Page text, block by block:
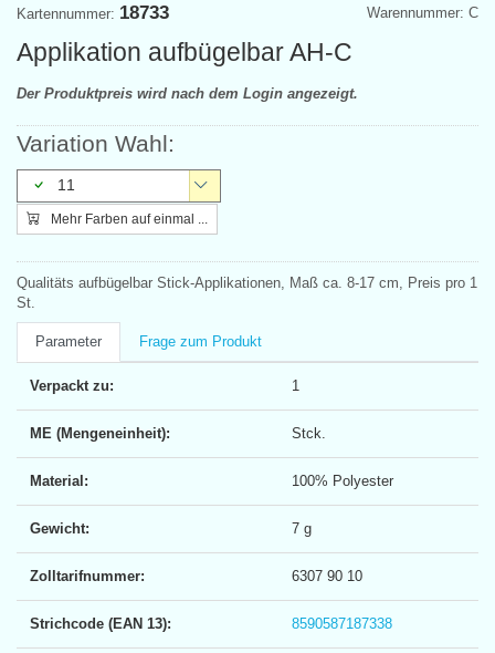
Warennummer: C
Kartennummer: 18733
Applikation aufbügelbar AH-C
Der Produktpreis wird nach dem Login angezeigt.
Variation Wahl:
11
Mehr Farben auf einmal ...
Qualitäts aufbügelbar Stick-Applikationen, Maß ca. 8-17 cm, Preis pro 1
St.
Parameter Frage zum Produkt
Verpackt zu: 1
ME (Mengeneinheit): Stck.
Material: 100% Polyester
Gewicht: 7 g
Zolltarifnummer: 6307 90 10
Strichcode (EAN 13): 8590587187338